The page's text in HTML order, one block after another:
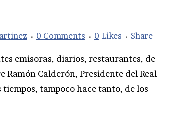
0 Comments 0 Likes Share
emisoras, diarios, restaurantes, de
Ramón Calderón, Presidente del Real
tampoco hace tanto, de los